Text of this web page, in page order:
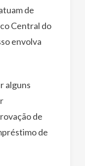
de
Central do
envolva
alguns
de
de